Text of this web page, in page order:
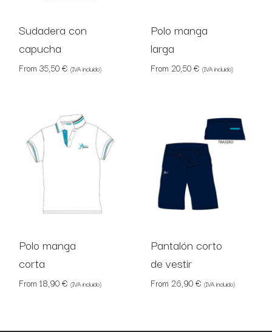
Sudadera con
capucha
From 35,50€ (IVA incluido)
Polo manga
larga
From 20,50€ (IVA incluido)
Polo manga
corta
From 18,90€ (IVA incluido)
Pantalón corto
de vestir
From 26,90€ (IVA incluido)